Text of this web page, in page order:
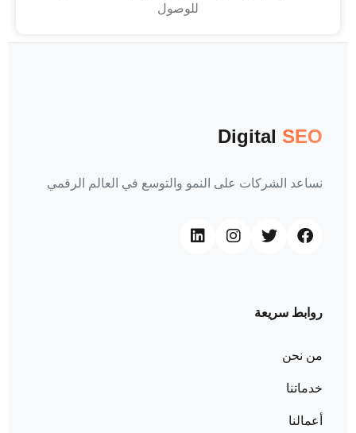
للوصول
DigitalSEO
نساعد الشركات على النمو والتوسع في العالم الرقمي
روابط سريعة
من نحن
خدماتنا
أعمالنا